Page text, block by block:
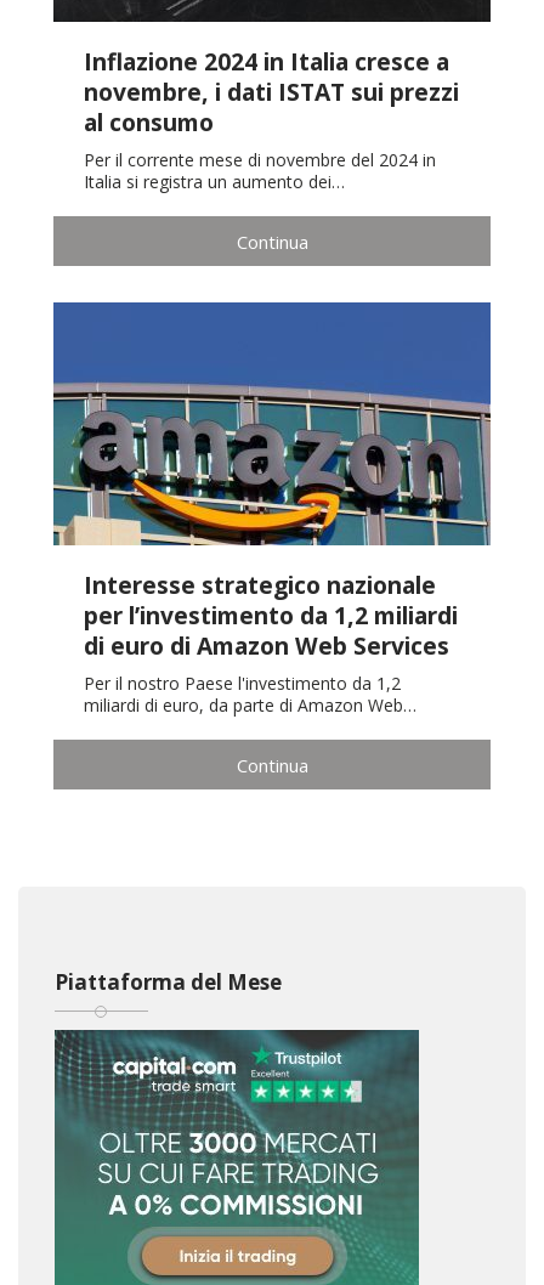
Inflazione 2024 in Italia cresce a
novembre, i dati ISTAT sui prezzi
al consumo
Per il corrente mese di novembre del 2024 in
Italia si registra un aumento dei…
Continua
Interesse strategico nazionale
per l’investimento da 1,2 miliardi
di euro di Amazon Web Services
Per il nostro Paese l'investimento da 1,2
miliardi di euro, da parte di Amazon Web…
Continua
Piattaforma del Mese